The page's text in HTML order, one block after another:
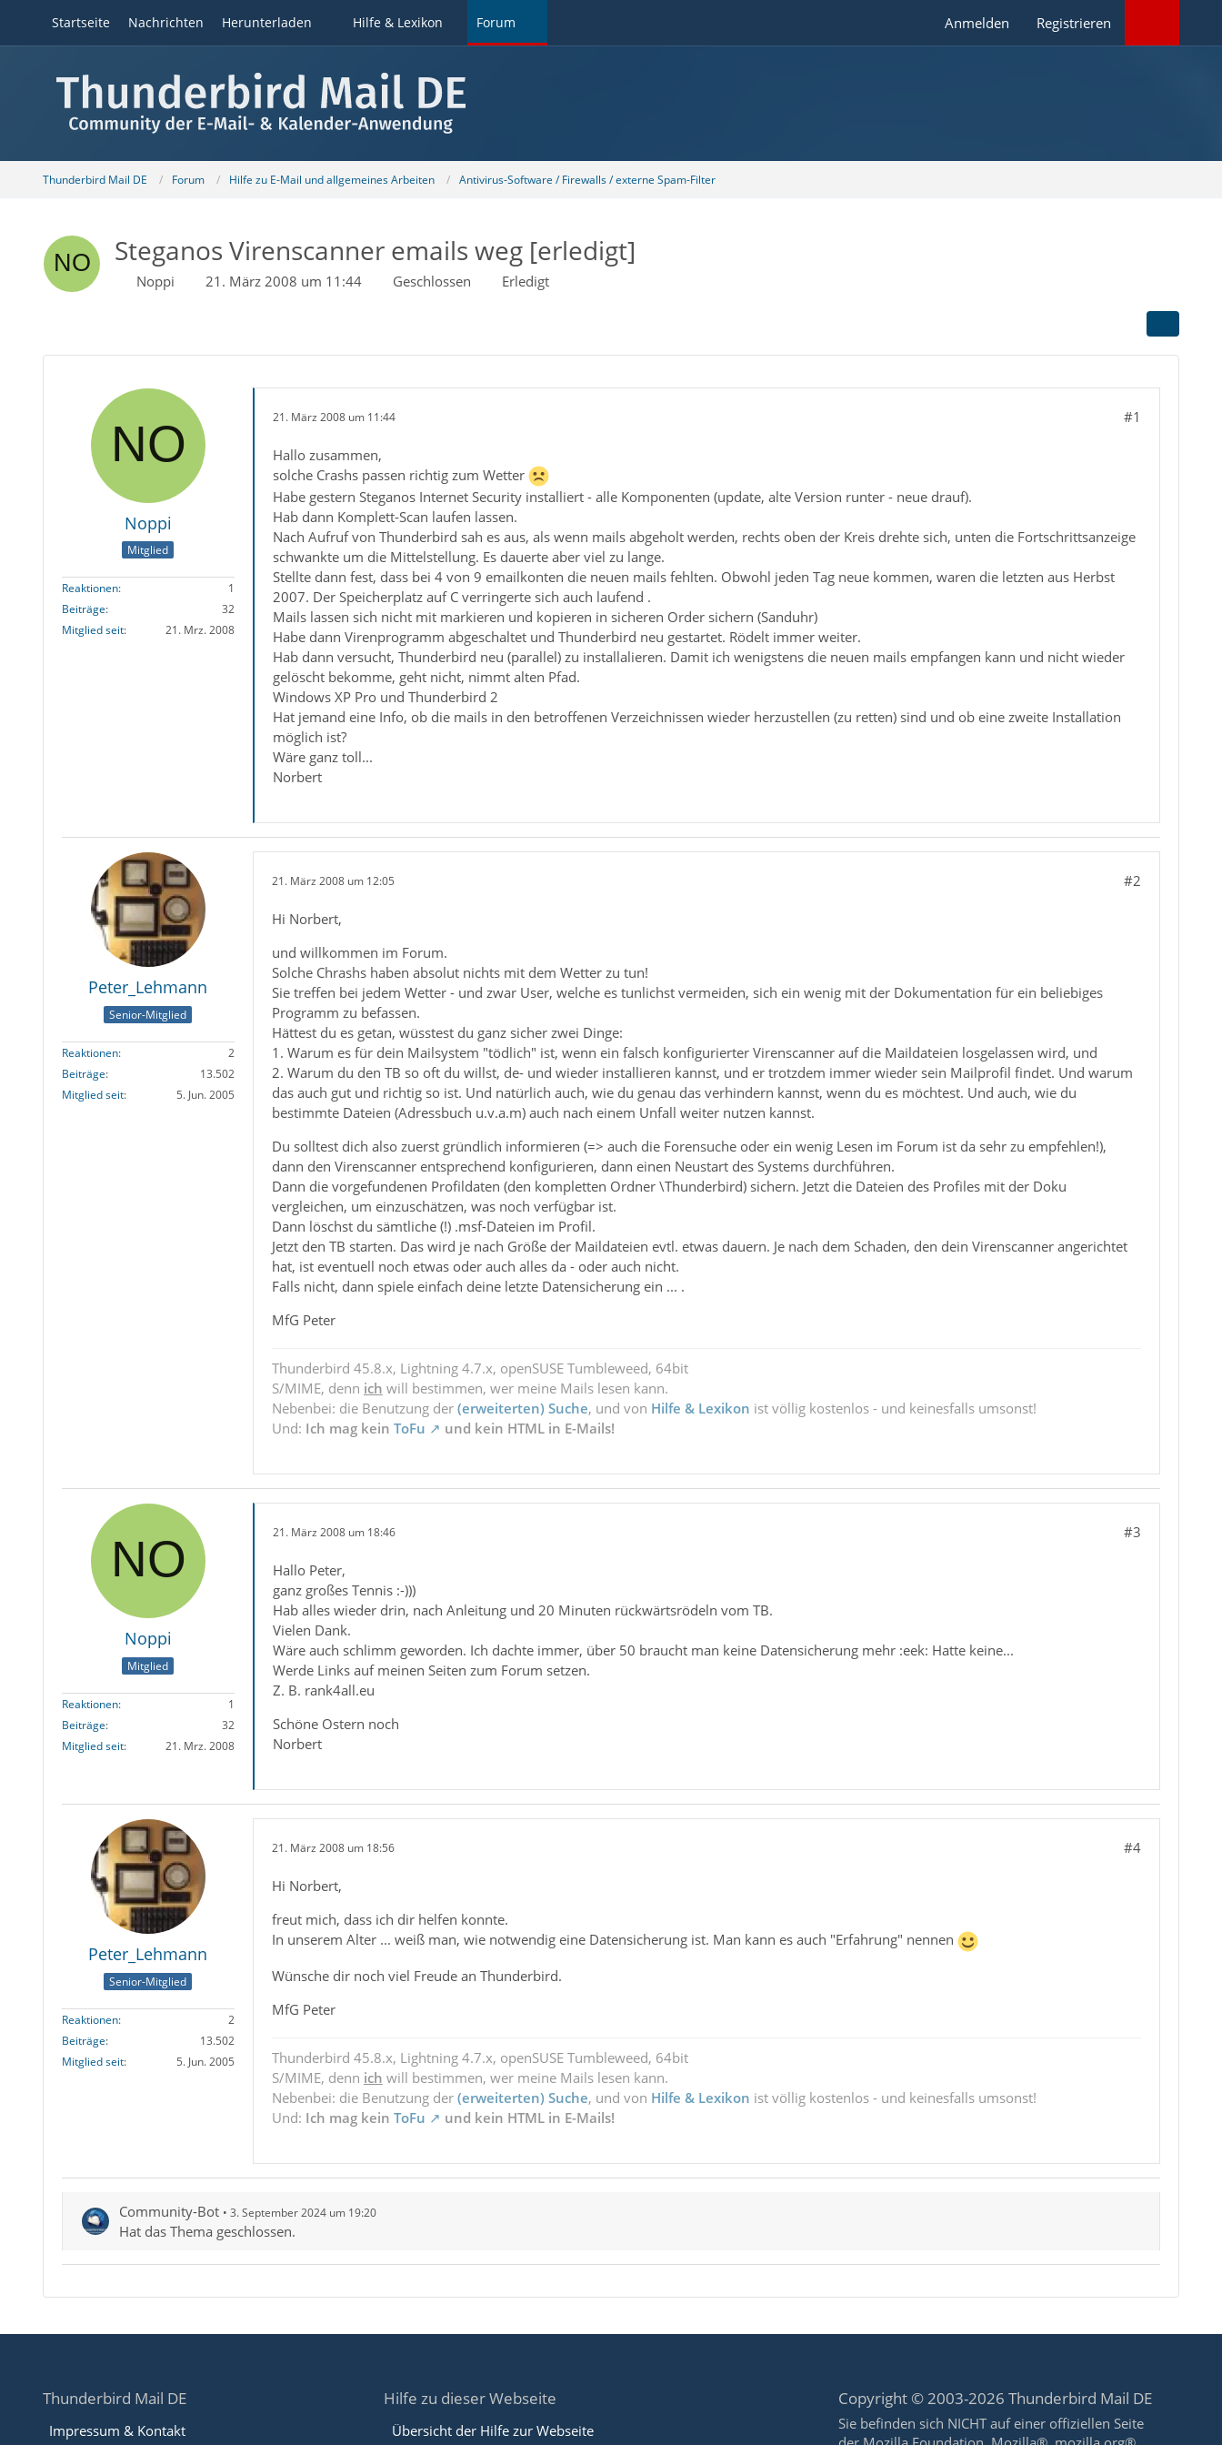
Startseite Nachrichten Herunterladen Hilfe & Lexikon Forum Anmelden Registrieren
Thunderbird Mail DE Forum Hilfe zu E-Mail und allgemeines Arbeiten Antivirus-Software / Firewalls / externe Spam-Filter
Steganos Virenscanner emails weg [erledigt]
Noppi 21. März 2008 um 11:44 Geschlossen Erledigt
Noppi
Mitglied
Reaktionen
1
Beiträge
32
Mitglied seit
21. Mrz. 2008
21. März 2008 um 11:44 #1
Hallo zusammen,
solche Crashs passen richtig zum Wetter
Habe gestern Steganos Internet Security installiert - alle Komponenten (update, alte Version runter - neue drauf).
Hab dann Komplett-Scan laufen lassen.
Nach Aufruf von Thunderbird sah es aus, als wenn mails abgeholt werden, rechts oben der Kreis drehte sich, unten die Fortschrittsanzeige
schwankte um die Mittelstellung. Es dauerte aber viel zu lange.
Stellte dann fest, dass bei 4 von 9 emailkonten die neuen mails fehlten. Obwohl jeden Tag neue kommen, waren die letzten aus Herbst
2007. Der Speicherplatz auf C verringerte sich auch laufend .
Mails lassen sich nicht mit markieren und kopieren in sicheren Order sichern (Sanduhr)
Habe dann Virenprogramm abgeschaltet und Thunderbird neu gestartet. Rödelt immer weiter.
Hab dann versucht, Thunderbird neu (parallel) zu installalieren. Damit ich wenigstens die neuen mails empfangen kann und nicht wieder
gelöscht bekomme, geht nicht, nimmt alten Pfad.
Windows XP Pro und Thunderbird 2
Hat jemand eine Info, ob die mails in den betroffenen Verzeichnissen wieder herzustellen (zu retten) sind und ob eine zweite Installation
möglich ist?
Wäre ganz toll...
Norbert
Peter_Lehmann
Senior-Mitglied
Reaktionen
2
Beiträge
13.502
Mitglied seit
5. Jun. 2005
21. März 2008 um 12:05 #2
Hi Norbert,
und willkommen im Forum.
Solche Chrashs haben absolut nichts mit dem Wetter zu tun!
Sie treffen bei jedem Wetter - und zwar User, welche es tunlichst vermeiden, sich ein wenig mit der Dokumentation für ein beliebiges
Programm zu befassen.
Hättest du es getan, wüsstest du ganz sicher zwei Dinge:
1. Warum es für dein Mailsystem "tödlich" ist, wenn ein falsch konfigurierter Virenscanner auf die Maildateien losgelassen wird, und
2. Warum du den TB so oft du willst, de- und wieder installieren kannst, und er trotzdem immer wieder sein Mailprofil findet. Und warum
das auch gut und richtig so ist. Und natürlich auch, wie du genau das verhindern kannst, wenn du es möchtest. Und auch, wie du
bestimmte Dateien (Adressbuch u.v.a.m) auch nach einem Unfall weiter nutzen kannst.
Du solltest dich also zuerst gründlich informieren (=> auch die Forensuche oder ein wenig Lesen im Forum ist da sehr zu empfehlen!),
dann den Virenscanner entsprechend konfigurieren, dann einen Neustart des Systems durchführen.
Dann die vorgefundenen Profildaten (den kompletten Ordner \Thunderbird) sichern. Jetzt die Dateien des Profiles mit der Doku
vergleichen, um einzuschätzen, was noch verfügbar ist.
Dann löschst du sämtliche (!) .msf-Dateien im Profil.
Jetzt den TB starten. Das wird je nach Größe der Maildateien evtl. etwas dauern. Je nach dem Schaden, den dein Virenscanner angerichtet
hat, ist eventuell noch etwas oder auch alles da - oder auch nicht.
Falls nicht, dann spiele einfach deine letzte Datensicherung ein ... .
MfG Peter
Thunderbird 45.8.x, Lightning 4.7.x, openSUSE Tumbleweed, 64bit
S/MIME, denn ich will bestimmen, wer meine Mails lesen kann.
Nebenbei: die Benutzung der (erweiterten) Suche, und von Hilfe & Lexikon ist völlig kostenlos - und keinesfalls umsonst!
Und: Ich mag kein ToFu und kein HTML in E-Mails!
Noppi
Mitglied
Reaktionen
1
Beiträge
32
Mitglied seit
21. Mrz. 2008
21. März 2008 um 18:46 #3
Hallo Peter,
ganz großes Tennis :-)))
Hab alles wieder drin, nach Anleitung und 20 Minuten rückwärtsrödeln vom TB.
Vielen Dank.
Wäre auch schlimm geworden. Ich dachte immer, über 50 braucht man keine Datensicherung mehr :eek: Hatte keine...
Werde Links auf meinen Seiten zum Forum setzen.
Z. B. rank4all.eu
Schöne Ostern noch
Norbert
Peter_Lehmann
Senior-Mitglied
Reaktionen
2
Beiträge
13.502
Mitglied seit
5. Jun. 2005
21. März 2008 um 18:56 #4
Hi Norbert,
freut mich, dass ich dir helfen konnte.
In unserem Alter ... weiß man, wie notwendig eine Datensicherung ist. Man kann es auch "Erfahrung" nennen
Wünsche dir noch viel Freude an Thunderbird.
MfG Peter
Thunderbird 45.8.x, Lightning 4.7.x, openSUSE Tumbleweed, 64bit
S/MIME, denn ich will bestimmen, wer meine Mails lesen kann.
Nebenbei: die Benutzung der (erweiterten) Suche, und von Hilfe & Lexikon ist völlig kostenlos - und keinesfalls umsonst!
Und: Ich mag kein ToFu und kein HTML in E-Mails!
Community-Bot 3. September 2024 um 19:20
Hat das Thema geschlossen.
Thunderbird Mail DE
Impressum & Kontakt
Hilfe zu dieser Webseite
Übersicht der Hilfe zur Webseite
Copyright © 2003-2026 Thunderbird Mail DE
Sie befinden sich NICHT auf einer offiziellen Seite